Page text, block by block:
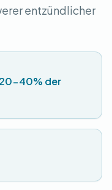
entzündlicher
20-40% der